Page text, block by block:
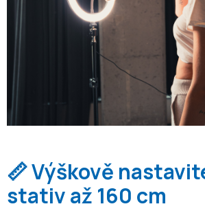
📏 Výškově
stativ až 160 cm